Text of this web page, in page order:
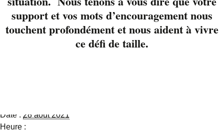
Réservez rapidement
vos places.Réservez en
Date : 28 août 2021
Heure :
support et vos mots d’encouragement nous
touchent profondément et nous aident à vivre
ce défi de taille.